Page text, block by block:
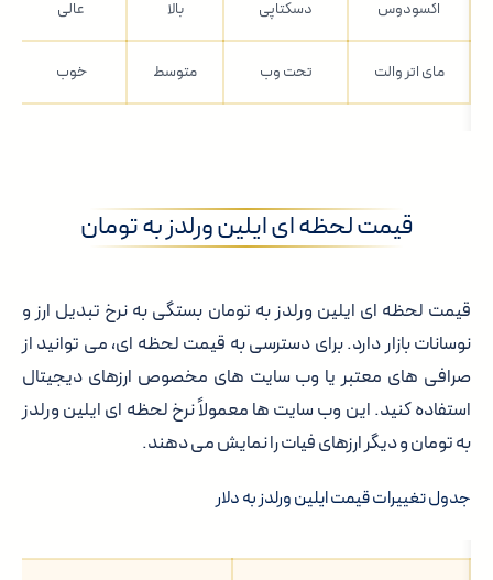
اکسودوس دسکتاپی بالا عالی
مای اتر والت تحت وب متوسط خوب
قیمت لحظه ای ایلین ورلدز به تومان
قیمت لحظه ای ایلین ورلدز به تومان بستگی به نرخ تبدیل ارز و
نوسانات بازار دارد. برای دسترسی به قیمت لحظه ای، می توانید از
صرافی های معتبر یا وب سایت های مخصوص ارزهای دیجیتال
استفاده کنید. این وب سایت ها معمولاً نرخ لحظه ای ایلین ورلدز
به تومان و دیگر ارزهای فیات را نمایش می دهند.
جدول تغییرات قیمت ایلین ورلدز به دلار